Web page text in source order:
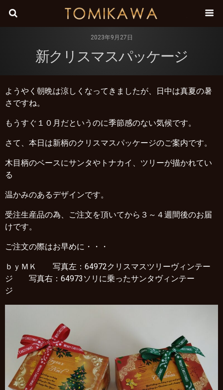
株式会
2023年9月27日
新クリスマスパッケージ
ようやく朝晩は涼しくなってきましたが、日中は真夏の暑
さですね。
もうすぐ１０月だというのに季節感のない気候です。
さて、本日は新柄のクリスマスパッケージのご案内です。
木目柄のベースにサンタやトナカイ、ツリーが描かれてい
る
温かみのあるデザインです。
受注生産品の為、ご注文を頂いてから３～４週間後のお届
けです。
ご注文の際はお早めに・・・
ｂｙＭＫ 写真左：64972クリスマスツリーヴィンテー
ジ 写真右：64973ソリに乗ったサンタヴィンテー
ジ